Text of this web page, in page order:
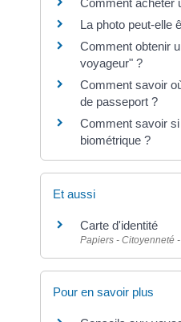
La photo peut-elle
Comment obtenir
voyageur" ?
Comment savoir
de passeport ?
Comment savoir
biométrique ?
Et aussi
Carte d'identité
Papiers - Citoyenneté
Pour en savoir plus